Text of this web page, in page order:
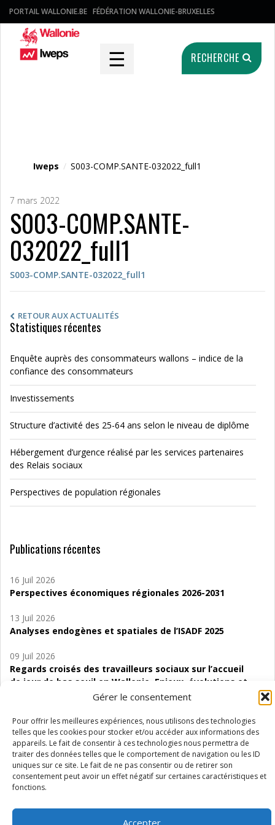
Gérer le consentement
Pour offrir les meilleures expériences, nous utilisons des technologies
telles que les cookies pour stocker et/ou accéder aux informations des
appareils. Le fait de consentir à ces technologies nous permettra de
traiter des données telles que le comportement de navigation ou les ID
uniques sur ce site. Le fait de ne pas consentir ou de retirer son
consentement peut avoir un effet négatif sur certaines caractéristiques et
fonctions.
Accepter
PORTAIL WALLONIE.BE FÉDÉRATION WALLONIE-BRUXELLES
☰ RECHERCHE
Iweps / S003-COMP.SANTE-032022_full1
7 mars 2022
S003-COMP.SANTE-
032022_full1
S003-COMP.SANTE-032022_full1
RETOUR AUX ACTUALITÉS
Statistiques récentes
Enquête auprès des consommateurs wallons – indice de la
confiance des consommateurs
Investissements
Structure d’activité des 25-64 ans selon le niveau de diplôme
Hébergement d’urgence réalisé par les services partenaires
des Relais sociaux
Perspectives de population régionales
Publications récentes
16 Juil 2026
Perspectives économiques régionales 2026-2031
13 Juil 2026
Analyses endogènes et spatiales de l’ISADF 2025
09 Juil 2026
Regards croisés des travailleurs sociaux sur l’accueil
de jour de bas seuil en Wallonie. Enjeux, évolutions et
06 Juil 2026
Étude d’évaluabilité des Structures
d’accompagnement à l’autocréation d’emploi (SAACE)
01 Juil 2026
Pénurie du personnel infirmier :quels indicateurs
Wallonie ?